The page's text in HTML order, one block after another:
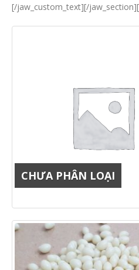
[/jaw_custom_text][/
CHƯA PHÂN LOẠI